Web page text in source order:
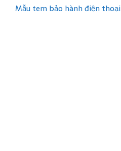
Mẫu tem bảo hành điện thoại